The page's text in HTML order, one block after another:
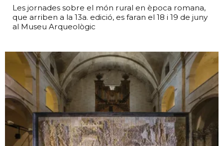
Les jornades sobre el món rural en època romana,
que arriben a la 13a. edició, es faran el 18 i 19 de juny
al Museu Arqueològic